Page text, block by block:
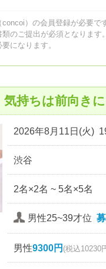
）の会員登録が必要です
のご提出が必須となります。
になります。
気持ちは前向き
2026年8月11日(火)
渋谷
2名×2名 ~ 5名×5名
男性25~39才位
男性9300円 (税込10230